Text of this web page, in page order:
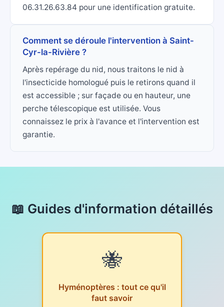
06.31.26.63.84 pour une identification gratuite.
Comment se déroule l'intervention à Saint-
Cyr-la-Rivière ?
Après repérage du nid, nous traitons le nid à
l'insecticide homologué puis le retirons quand il
est accessible ; sur façade ou en hauteur, une
perche télescopique est utilisée. Vous
connaissez le prix à l'avance et l'intervention est
garantie.
📖 Guides d'information détaillés
🐝
Hyménoptères : tout ce qu'il
faut savoir